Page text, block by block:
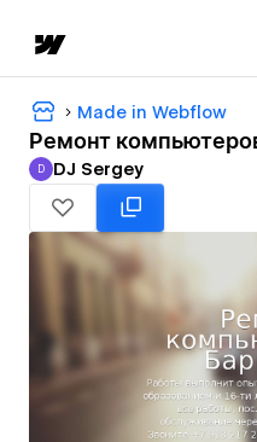
Made in Webflow
Ремонт
DJ Sergey
D DJ Sergey